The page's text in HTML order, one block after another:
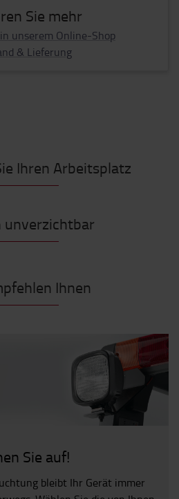
Sie mehr
unserem Online-Shop
& Lieferung
Ihren Arbeitsplatz
unverzichtbar
Ihnen
Sie auf!
bleibt Ihr Gerät immer